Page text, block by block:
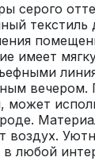
серого
имеет
может
воздух.
любой